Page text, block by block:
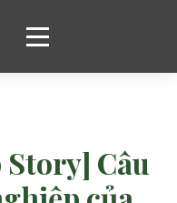
Câu